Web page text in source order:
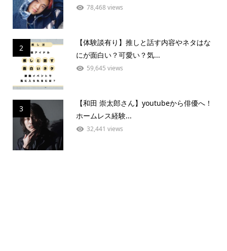
78,468 views
2
【体験談有り】推しと話す内容やネタはな
にが面白い？可愛い？気...
59,645 views
3
【和田 崇太郎さん】youtubeから俳優へ！
ホームレス経験...
32,441 views